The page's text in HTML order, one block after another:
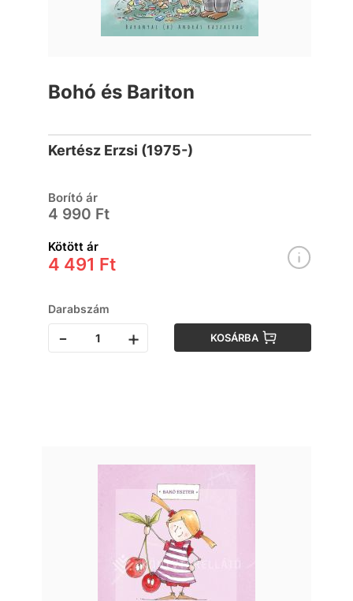
Bohó és Bariton
Kertész Erzsi (1975-)
Borító ár
4 990 Ft
Kötött ár
4 491 Ft
Darabszám
- + KOSÁRBA